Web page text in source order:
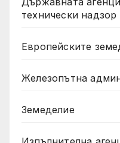
технически надзор
Европейските
Железопътна
Земеделие